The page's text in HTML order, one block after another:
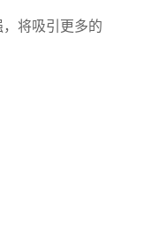
将吸引更多的